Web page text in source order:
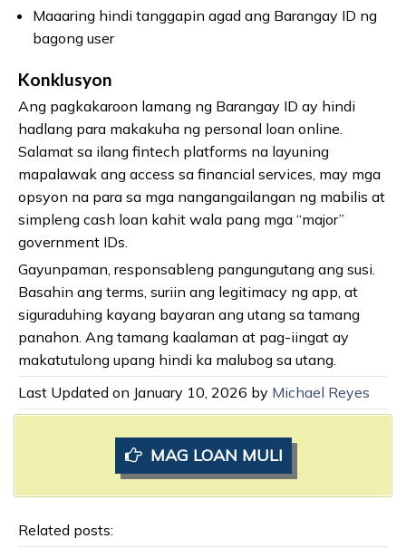
Maaaring hindi tanggapin agad ang Barangay ID ng
bagong user
Konklusyon
Ang pagkakaroon lamang ng Barangay ID ay hindi
hadlang para makakuha ng personal loan online.
Salamat sa ilang fintech platforms na layuning
mapalawak ang access sa financial services, may mga
opsyon na para sa mga nangangailangan ng mabilis at
simpleng cash loan kahit wala pang mga “major”
government IDs.
Gayunpaman, responsableng pangungutang ang susi.
Basahin ang terms, suriin ang legitimacy ng app, at
siguraduhing kayang bayaran ang utang sa tamang
panahon. Ang tamang kaalaman at pag-iingat ay
makatutulong upang hindi ka malubog sa utang.
Last Updated on January 10, 2026 by Michael Reyes
MAG LOAN MULI
Related posts: